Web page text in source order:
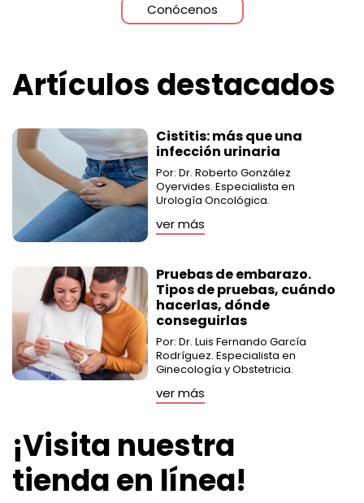
Conócenos
Artículos destacados
Cistitis: más que una
infección urinaria
Por: Dr. Roberto González
Oyervides. Especialista en
Urología Oncológica.
ver más
Pruebas de embarazo.
Tipos de pruebas, cuándo
hacerlas, dónde
conseguirlas
Por: Dr. Luis Fernando García
Rodríguez. Especialista en
Ginecología y Obstetricia.
ver más
¡Visita nuestra
tienda en línea!